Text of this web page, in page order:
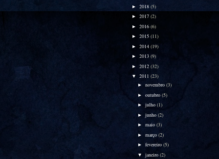
► 2018 (5)
► 2017 (2)
► 2016 (6)
► 2015 (11)
► 2014 (19)
► 2013 (9)
► 2012 (32)
▼ 2011 (23)
► novembro (3)
► outubro (5)
► julho (1)
► junho (2)
► maio (3)
► março (2)
► fevereiro (5)
▼ janeiro (2)